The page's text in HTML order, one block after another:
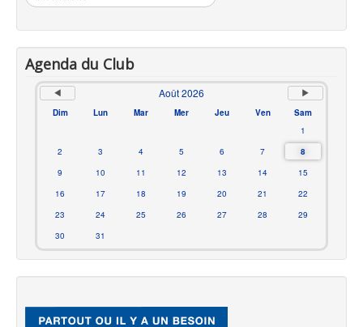
Agenda du Club
Août 2026
Dim Lun Mar Mer Jeu Ven
Sam
1
2
3 4 5 6 7
8
9
10 11 12 13 14
15
16
17 18 19 20 21
22
23
24 25 26 27 28
29
30
31